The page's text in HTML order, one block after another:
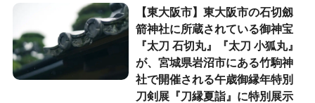
【東大阪市】東大阪市の石切劔
箭神社に所蔵されている御神宝
『太刀 石切丸』『太刀 小狐丸』
が、宮城県岩沼市にある竹駒神
社で開催される午歳御縁年特別
刀剣展『刀縁夏詣』に特別展示